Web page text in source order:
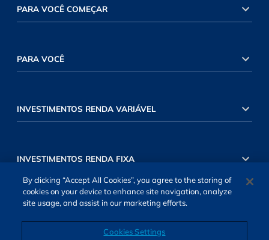
PARA VOCÊ COMEÇAR
PARA VOCÊ
INVESTIMENTOS RENDA VARIÁVEL
INVESTIMENTOS RENDA FIXA
By clicking “Accept All Cookies”, you agree to the storing of
cookies on your device to enhance site navigation, analyze
site usage, and assist in our marketing efforts.
Cookies Settings